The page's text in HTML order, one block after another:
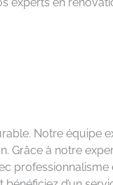
Notre équipe
Grâce à notre